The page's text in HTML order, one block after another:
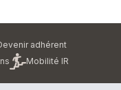
adhérent
Mobilité IR